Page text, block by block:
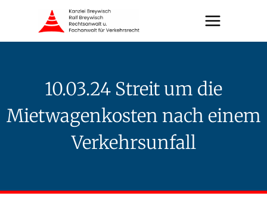
springen
10.03.24 Streit um die
Mietwagenkosten nach einem
Verkehrsunfall